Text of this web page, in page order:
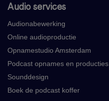
Audio services
Audionabewerking
Online audioproductie
Opnamestudio Amsterdam
Podcast opnames en producties
Sounddesign
Boek de podcast koffer